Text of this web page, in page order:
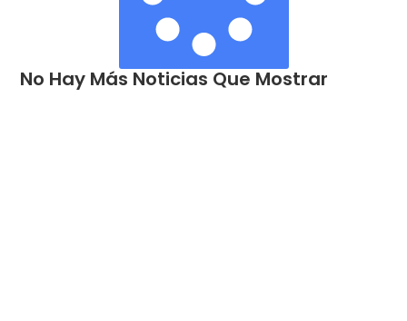
No Hay Más Noticias Que Mostrar